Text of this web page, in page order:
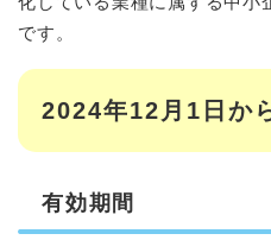
です。
2024年12月1日か
有効期間